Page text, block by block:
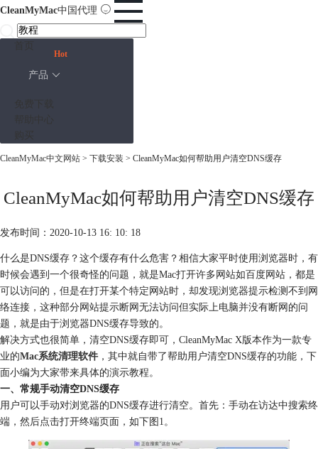
CleanMyMac中国代理
产品
Hot
CleanMyMac中文网站 > 下载安装 > CleanMyMac如何帮助用户清空DNS缓存
CleanMyMac如何帮助用户清空DNS缓存
发布时间：2020-10-13 16: 10: 18
什么是DNS缓存？这个缓存有什么危害？相信大家平时使用浏览器时，有
时候会遇到一个很奇怪的问题，就是Mac打开许多网站如百度网站，都是
可以访问的，但是在打开某个特定网站时，却发现浏览器提示检测不到网
络连接，这种部分网站提示断网无法访问但实际上电脑并没有断网的问
题，就是由于浏览器DNS缓存导致的。
解决方式也很简单，清空DNS缓存即可，CleanMyMac X版本作为一款专
业的Mac系统清理软件，其中就自带了帮助用户清空DNS缓存的功能，下
面小编为大家带来具体的演示教程。
一、常规手动清空DNS缓存
用户可以手动对浏览器的DNS缓存进行清空。首先：手动在访达中搜索终
端，然后点击打开终端页面，如下图1。